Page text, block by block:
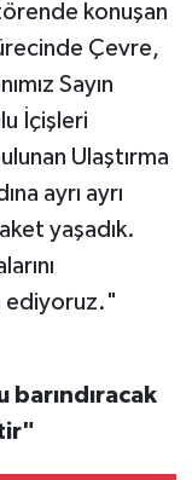
konuşan
Çevre,
Sayın
İçişleri
Ulaştırma
ayrı ayrı
yaşadık.
ediyoruz."